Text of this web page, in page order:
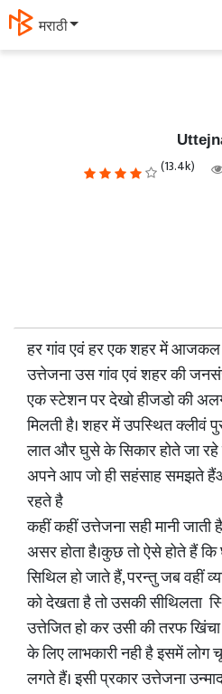
मराठी
(13.4k)
हर गांव एवं हर एक शहर में आजकल
उत्तेजना उस गांव एवं शहर की
एक स्टेशन पर देखो हीजडो की
मिलती है। शहर में उपस्थित क्लीवं
लात और घुसे के सिकार होते जा रहे
अपने आप जो ही सहंसाह समझते
रहते है
कहीं कहीं उत्तेजना सही मानी
असर होता है।कुछ तो ऐसे होते हैं
सिथिल हो जाते हैं, परन्तु जब वहीं
को देखता है तो उसकी सीथिलता
उत्तेजित हो कर उसी की तरफ
के लिए लाभकारी नही है इसमें
लगते हैं। इसी प्रकार उत्तेजना